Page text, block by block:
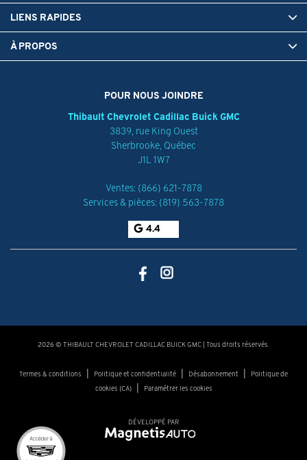
POUR NOUS JOINDRE
Thibault Chevrolet Cadillac Buick GMC
3839, rue King Ouest
Sherbrooke, Québec
J1L 1W7
Ventes: (866) 621-7878
Services & pièces: (819) 563-7878
4.4
LIENS RAPIDES
À PROPOS
2026 © THIBAULT CHEVROLET CADILLAC BUICK GMC | Tous droits réservés.
Termes & conditions | Politique et confidentialité | Désabonnement |
Politique de
cookies (CA)| Paramétrer les cookies
DÉVELOPPÉ PAR